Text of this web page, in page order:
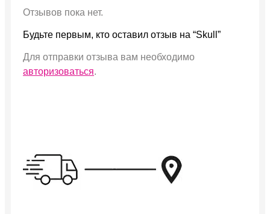
Отзывов пока нет.
Будьте первым, кто оставил отзыв на “Skull”
Для отправки отзыва вам необходимо
авторизоваться.